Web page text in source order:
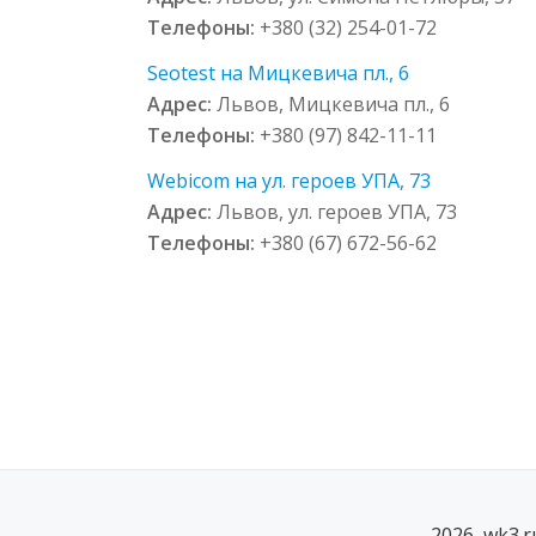
Телефоны: +380 (32) 254-01-72
Seotest на Мицкевича пл., 6
Адрес:Львов, Мицкевича пл., 6
Телефоны: +380 (97) 842-11-11
Webicom на ул. героев УПА, 73
Адрес:Львов, ул. героев УПА, 73
Телефоны: +380 (67) 672-56-62